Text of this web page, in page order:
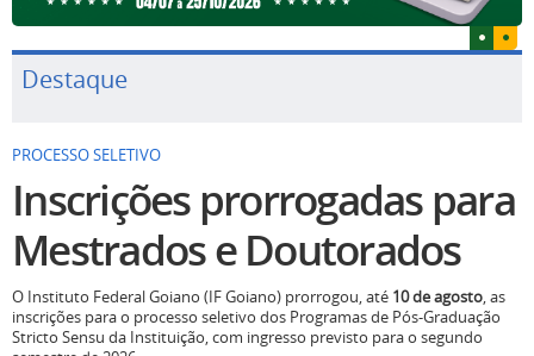
Destaque
PROCESSO SELETIVO
Inscrições prorrogadas para
Mestrados e Doutorados
O Instituto Federal Goiano (IF Goiano) prorrogou, até 10 de agosto, as
inscrições para o processo seletivo dos Programas de Pós-Graduação
Stricto Sensu da Instituição, com ingresso previsto para o segundo